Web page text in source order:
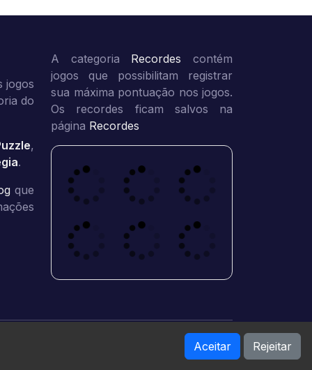
jogos
do
,
.
que
A categoria Recordes contém
jogos que possibilitam registrar
sua máxima pontuação nos jogos.
Os recordes ficam salvos na
página Recordes
Aceitar Rejeitar